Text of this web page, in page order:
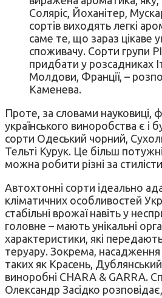
Соляріс, Йоханітер,
сортів виходять легкі
саме те, що зараз цікаве
споживачу. Сорти групи
придбати у розсадниках
Молдови, Франції, –
Каменева.
Проте, за словами науковиці,
українського виноробства є і
сорти Одеський чорний,
Тельті Курук. Це більш
можна робити різні за
Автохтонні сорти ідеально
кліматичних особливостей
стабільні врожаї навіть у
головне – мають унікальні
характеристики, які
теруару. Зокрема, насадження
таких як Красень,
виноробні CHARA & GARRA.
Олександр Засідко